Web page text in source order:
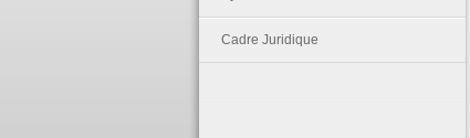
Cadre Juridique